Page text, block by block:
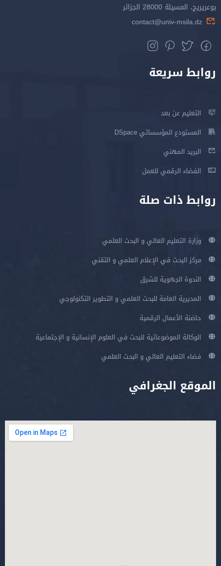
بوعريريج، المسيلة 28000 الجزائر
contact@univ-msila.dz
روابط سريعة
التعليم عن بعد
المستودع المؤسساتي DSpace
البريد المهني
الفضاء الرقمي للعمل
روابط ذات صلة
وزارة التعليم العالي و البحث العلمي
مركز البحث في الإعلام العلمي و التقني
الندوة الجهوية للشرق
المديرية العامة للبحث العلمي و التطوير التكنولوجي
حاضنة الأعمال الرقمية
الوكالة الموضوعاتية للبحث في العلوم الإنسانية و الإجتماعية
فضاء التعليم العالي و البحث العلمي
الموقع الجغرافي